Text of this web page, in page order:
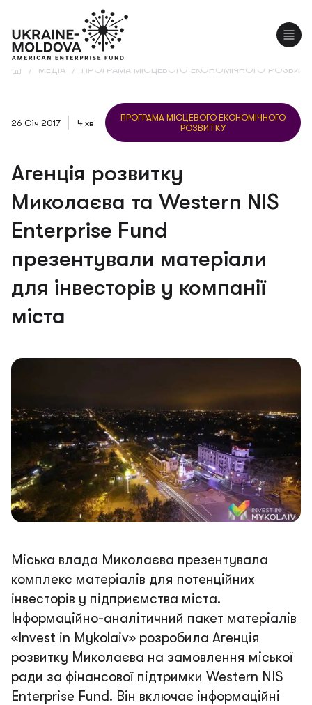
/ МЕДІА / ПРОГРАМА МІСЦЕВОГО ЕКОНОМІЧНОГО
26 Січ 2017 4 хв
ПРОГРАМА МІСЦЕВОГО ЕКОНОМІЧНОГО
РОЗВИТКУ
Агенція розвитку
Миколаєва та Western NIS
Enterprise Fund
презентували матеріали
для інвесторів у компанії
міста
Міська влада Миколаєва презентувала
комплекс матеріалів для потенційних
інвесторів у підприємства міста.
Інформаційно-аналітичний пакет матеріалів
«Invest in Mykolaiv» розробила Агенція
розвитку Миколаєва на замовлення міської
ради за фінансової підтримки Western NIS
Enterprise Fund. Він включає інформаційні